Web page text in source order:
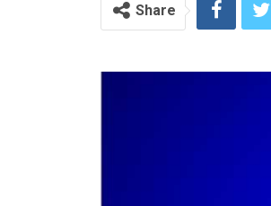
Share